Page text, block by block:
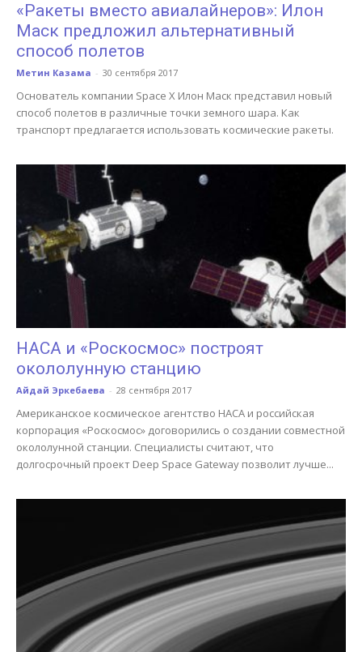
«Ракеты вместо авиалайнеров»: Илон
Маск предложил альтернативный
способ полетов
Метин Казама - 30 сентября 2017
Основатель компании Space X Илон Маск представил новый
способ полетов в различные точки земного шара. Как
транспорт предлагается использовать космические ракеты.
НАСА и «Роскосмос» построят
окололунную станцию
Айдай Эркебаева - 28 сентября 2017
Американское космическое агентство НАСА и российская
корпорация «Роскосмос» договорились о создании совместной
окололунной станции. Специалисты считают, что
долгосрочный проект Deep Space Gateway позволит лучше...